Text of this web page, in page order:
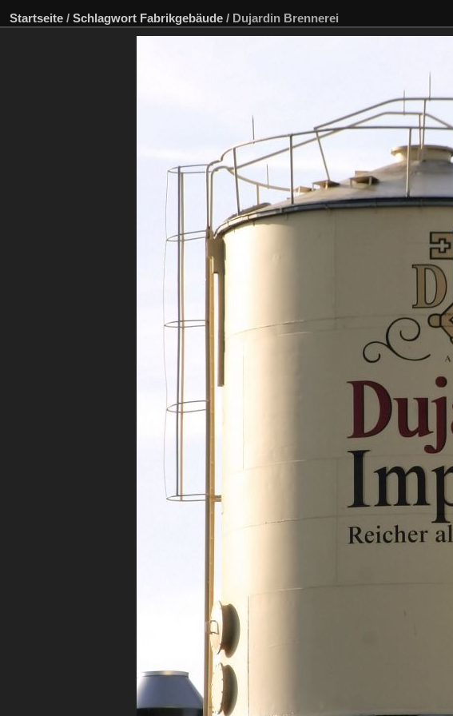
Startseite / Schlagwort Fabrikgebäude / Dujardin Brennerei